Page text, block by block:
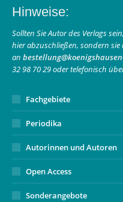
opens
in
new
window
opens
in
new
window
page
opens
in
new
window
Hinweise:
Sollten Sie Autor des Verlags
hier abzuschließen, sondern
an
32 98 70 29 oder telefonisch
Fachgebiete
Periodika
Autorinnen und Autoren
Open Access
Sonderangebote